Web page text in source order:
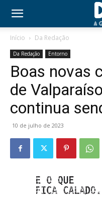
Início Da Redação
Da Redação Entorno
Boas novas
de
continua
10 de julho de 2023